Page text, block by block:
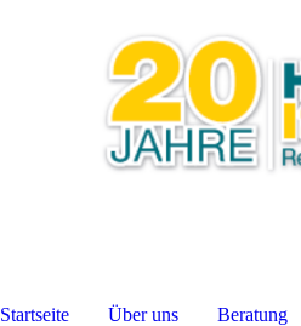
Startseite Über uns Beratung